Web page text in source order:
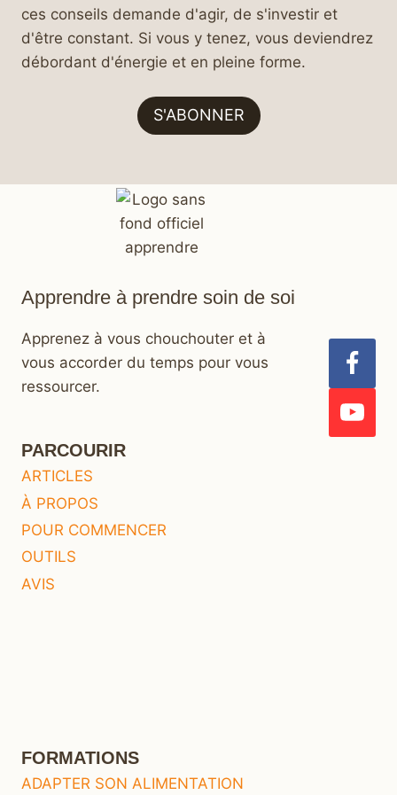
ces conseils demande d'agir, de s'investir et
d'être constant. Si vous y tenez, vous deviendrez
débordant d'énergie et en pleine forme.
S'ABONNER
Apprendre à prendre soin de soi
Apprenez à vous chouchouter et à
vous accorder du temps pour vous
ressourcer.
PARCOURIR
ARTICLES
À PROPOS
POUR COMMENCER
OUTILS
AVIS
FORMATIONS
ADAPTER SON ALIMENTATION